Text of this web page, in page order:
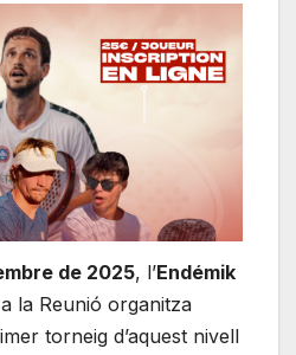
de 2025, l’Endémik
la Reunió organitza
torneig d’aquest nivell